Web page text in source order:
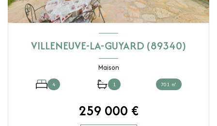
VILLENEUVE-LA-GUYARD (89340)
Maison
4 1 701 ㎡
259 000 €